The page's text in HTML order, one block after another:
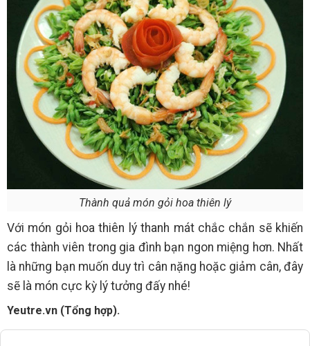
Thành quả món gỏi hoa thiên lý
Với món gỏi hoa thiên lý thanh mát chắc chắn sẽ khiến
các thành viên trong gia đình bạn ngon miệng hơn. Nhất
là những bạn muốn duy trì cân nặng hoặc giảm cân, đây
sẽ là món cực kỳ lý tưởng đấy nhé!
Yeutre.vn (Tổng hợp).